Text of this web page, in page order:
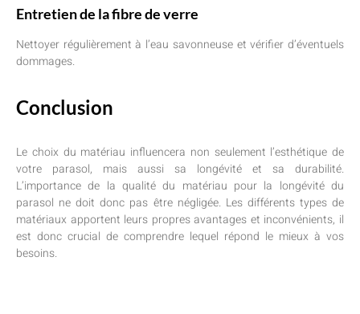
Entretien de la fibre de verre
Nettoyer régulièrement à l’eau savonneuse et vérifier d’éventuels
dommages.
Conclusion
Le choix du matériau influencera non seulement l’esthétique de
votre parasol, mais aussi sa longévité et sa durabilité.
L’importance de la qualité du matériau pour la longévité du
parasol ne doit donc pas être négligée. Les différents types de
matériaux apportent leurs propres avantages et inconvénients, il
est donc crucial de comprendre lequel répond le mieux à vos
besoins.